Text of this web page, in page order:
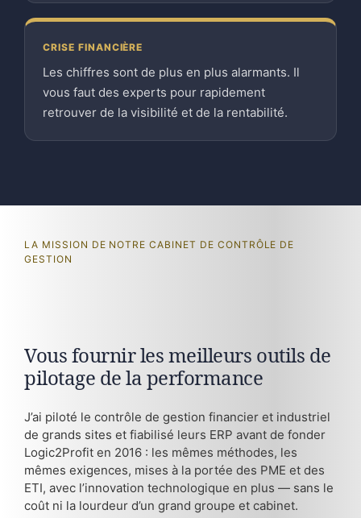
CRISE FINANCIÈRE
Les chiffres sont de plus en plus alarmants. Il
vous faut des experts pour rapidement
retrouver de la visibilité et de la rentabilité.
LA MISSION DE NOTRE CABINET DE CONTRÔLE DE
GESTION
Vous fournir les meilleurs outils de
pilotage de la performance
J’ai piloté le contrôle de gestion financier et industriel
de grands sites et fiabilisé leurs ERP avant de fonder
Logic2Profit en 2016 : les mêmes méthodes, les
mêmes exigences, mises à la portée des PME et des
ETI, avec l’innovation technologique en plus — sans le
coût ni la lourdeur d’un grand groupe et cabinet.